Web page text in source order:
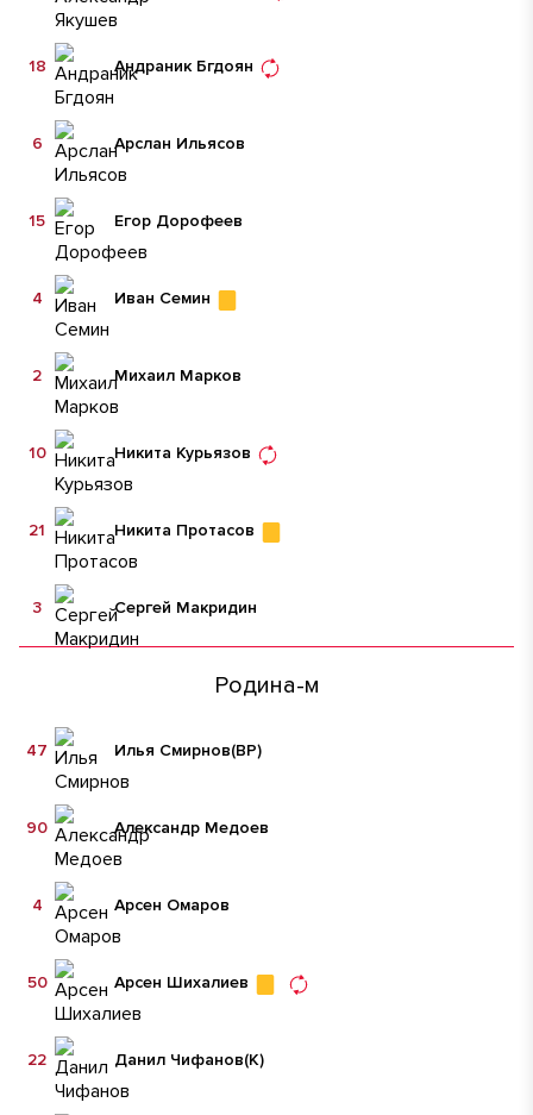
Андраник Бгдоян
18
Арслан Ильясов
6
Егор Дорофеев
15
Иван Семин
4
Михаил Марков
2
Никита Курьязов
10
Никита Протасов
21
Сергей Макридин
3
Родина-м
Илья Смирнов(ВР)
47
Александр Медоев
90
Арсен Омаров
4
Арсен Шихалиев
50
Данил Чифанов(К)
22